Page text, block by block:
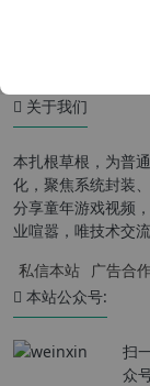
关于我们
本扎根草根，为普
化，聚焦系统封装
分享童年游戏视频
业喧嚣，唯技术交
私信本站 广告合
本站公众号:
扫
众